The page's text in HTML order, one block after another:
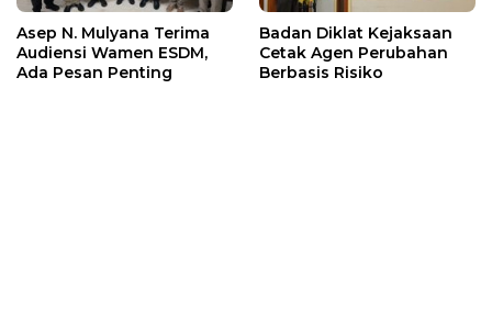
Asep N. Mulyana Terima
Audiensi Wamen ESDM,
Ada Pesan Penting
Badan Diklat Kejaksaan
Cetak Agen Perubahan
Berbasis Risiko